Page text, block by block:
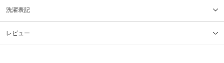
洗濯表記
レビュー